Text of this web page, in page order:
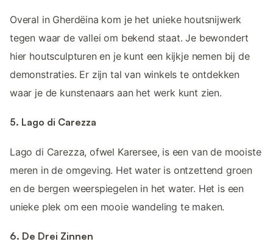
Overal in Gherdëina kom je het unieke houtsnijwerk
tegen waar de vallei om bekend staat. Je bewondert
hier houtsculpturen en je kunt een kijkje nemen bij de
demonstraties. Er zijn tal van winkels te ontdekken
waar je de kunstenaars aan het werk kunt zien.
5. Lago di Carezza
Lago di Carezza, ofwel Karersee, is een van de mooiste
meren in de omgeving. Het water is ontzettend groen
en de bergen weerspiegelen in het water. Het is een
unieke plek om een mooie wandeling te maken.
6. De Drei Zinnen